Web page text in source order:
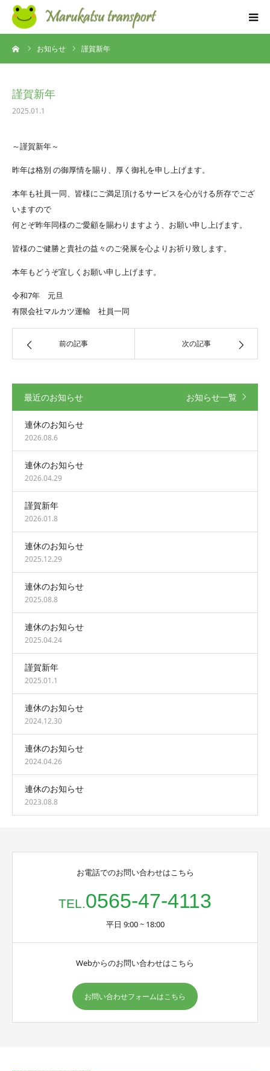
お知らせ 謹賀新年
謹賀新年
2025.01.1
～謹賀新年～
昨年は格別 の御厚情を賜り、厚く御礼を申し上げます。
本年も社員一同、皆様にご満足頂けるサービスを心がける所存でござ
いますので
何とぞ昨年同様のご愛顧を賜わりますよう、お願い申し上げます。
皆様のご健勝と貴社の益々のご発展を心よりお祈り致します。
本年もどうぞ宜しくお願い申し上げます。
令和7年 元旦
有限会社マルカツ運輸 社員一同
前の記事 次の記事
最近のお知らせ お知らせ一覧
連休のお知らせ
2026.08.6
連休のお知らせ
2026.04.29
謹賀新年
2026.01.8
連休のお知らせ
2025.12.29
連休のお知らせ
2025.08.8
連休のお知らせ
2025.04.24
謹賀新年
2025.01.1
連休のお知らせ
2024.12.30
連休のお知らせ
2024.04.26
連休のお知らせ
2023.08.8
お電話でのお問い合わせはこちら
TEL.0565-47-4113
平日 9:00 ~ 18:00
Webからのお問い合わせはこちら
お問い合わせフォームはこちら
コンセプト
お知らせ
会社概要